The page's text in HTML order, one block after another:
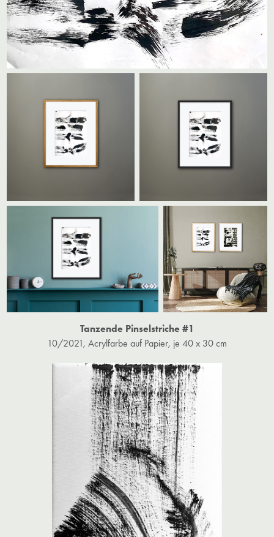
Tanzende Pinselstriche #1
10/2021, Acrylfarbe auf Papier, je 40 x 30 cm